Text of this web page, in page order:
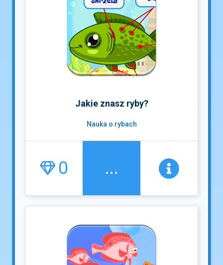
Jakie znasz ryby?
Nauka o rybach
0 ...